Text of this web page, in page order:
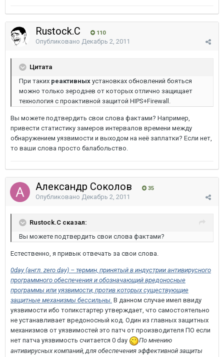
Rustock.C 110
Опубликовано Декабрь 2, 2011
Цитата
При таких реактивных установках обновлений бояться
можно только зеродэев от которых отлично защищает
технология с проактивной защитой HIPS+Firewall.
Вы можете подтвердить свои слова фактами? Например,
привести статистику замеров интервалов времени между
обнаружением уязвимости и выходом на неё заплатки? Если нет,
то ваши слова просто балабольство.
Александр Соколов 35
Опубликовано Декабрь 2, 2011
Rustock.C сказал:
Вы можете подтвердить свои слова фактами?
Естественно, я привык отвечать за свои слова.
0day (англ. zero day) – термин, принятый в индустрии антивирусного
программного обеспечения и обозначающий вредоносные
программы или уязвимости, против которых существующие
защитные механизмы бессильны. В данном случае имел ввиду
уязвимости ибо топикстартер утверждает, что самостоятельно
не устанавливает вредоносный код. Один из главных защитных
механизмов от уязвимостей это патч от производителя ПО если
нет патча уязвимость считается 0 day
По мнению
антивирусных компаний, для обеспечения эффективной защиты